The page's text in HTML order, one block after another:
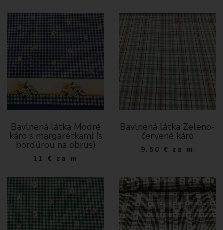
Bavlnená látka Modré
káro s margarétkami (s
bordúrou na obrus)
11 € za m
Bavlnená látka Zeleno-
červené káro
9.50 € za m